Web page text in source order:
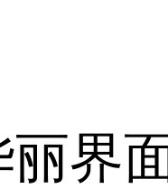
丽界